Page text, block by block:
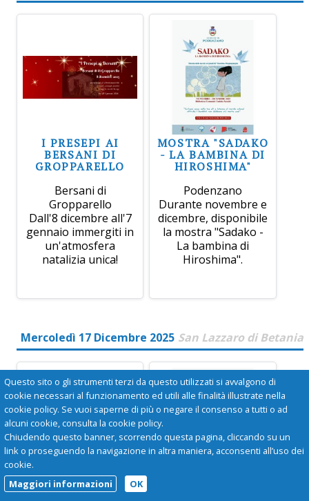
I PRESEPI AI
BERSANI DI
GROPPARELLO
Bersani di
Gropparello
Dall'8 dicembre all'7
gennaio immergiti in
un'atmosfera
natalizia unica!
MOSTRA "SADAKO
- LA BAMBINA DI
HIROSHIMA"
Podenzano
Durante novembre e
dicembre, disponibile
la mostra "Sadako -
La bambina di
Hiroshima".
Mercoledì 17 Dicembre 2025 San Lazzaro di Betania
I PRESEPI AI
Questo sito o gli strumenti terzi da questo utilizzati si avvalgono di
cookie necessari al funzionamento ed utili alle finalità illustrate nella
cookie policy. Se vuoi saperne di più o negare il consenso a tutti o ad
alcuni cookie, consulta la cookie policy.
Chiudendo questo banner, scorrendo questa pagina, cliccando su un
link o proseguendo la navigazione in altra maniera, acconsenti all’uso dei
cookie.
Maggiori informazioni
OK